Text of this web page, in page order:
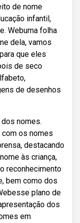
de nome
infantil,
Webuma folha
dela, vamos
que eles
de seco
de desenhos
nomes.
os nomes
destacando
às criança,
reconhecimento
bem como dos
plano de
dos
em